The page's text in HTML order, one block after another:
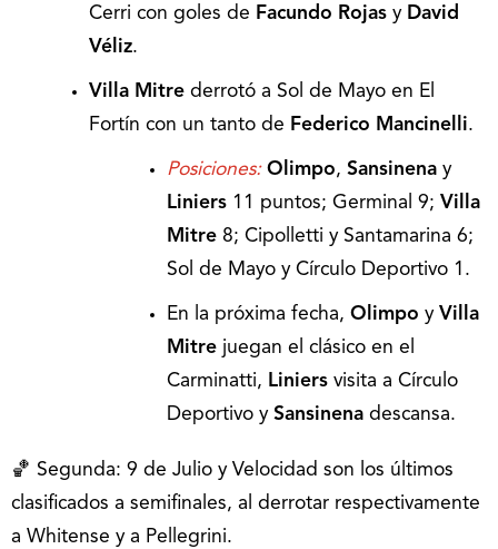
Cerri con goles de Facundo Rojas y David
Véliz.
Villa Mitre derrotó a Sol de Mayo en El
Fortín con un tanto de Federico Mancinelli.
Posiciones: Olimpo, Sansinena y
Liniers 11 puntos; Germinal 9; Villa
Mitre 8; Cipolletti y Santamarina 6;
Sol de Mayo y Círculo Deportivo 1.
En la próxima fecha, Olimpo y Villa
Mitre juegan el clásico en el
Carminatti, Liniers visita a Círculo
Deportivo y Sansinena descansa.
🏀 Segunda: 9 de Julio y Velocidad son los últimos
clasificados a semifinales, al derrotar respectivamente
a Whitense y a Pellegrini.